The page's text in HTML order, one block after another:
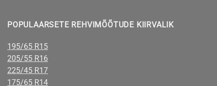
–
mis
erinevused?
ole
POPULAARSETE REHVIMÕÕTUDE KIIRVALIK
195/65 R15
205/55 R16
225/45 R17
175/65 R14